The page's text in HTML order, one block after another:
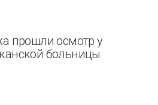
прошли осмотр у
больницы